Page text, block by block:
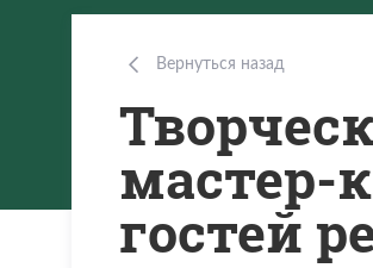
Вернуться назад
мастер-
гостей